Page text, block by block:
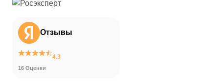
Отзывы
4.3
16 Оценки